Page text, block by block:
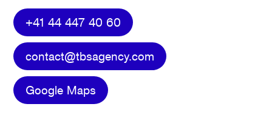
+41 44 447 40 60
contact@tbsagency.com
Google Maps